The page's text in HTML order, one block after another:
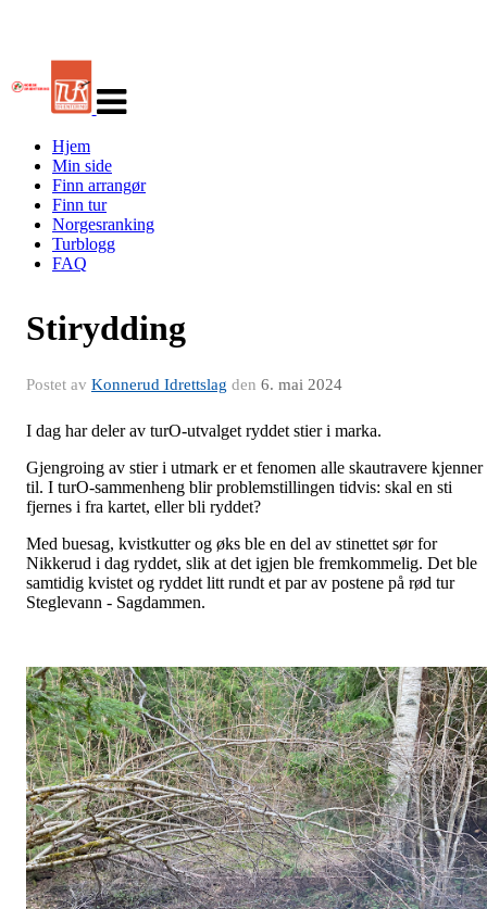
navigasjon
Hjem
Min side
Finn arrangør
Finn tur
Norgesranking
Turblogg
FAQ
Stirydding
Postet av Konnerud Idrettslag den 6. mai 2024
I dag har deler av turO-utvalget ryddet stier i marka.
Gjengroing av stier i utmark er et fenomen alle skautravere kjenner
til. I turO-sammenheng blir problemstillingen tidvis: skal en sti
fjernes i fra kartet, eller bli ryddet?
Med buesag, kvistkutter og øks ble en del av stinettet sør for
Nikkerud i dag ryddet, slik at det igjen ble fremkommelig. Det ble
samtidig kvistet og ryddet litt rundt et par av postene på rød tur
Steglevann - Sagdammen.